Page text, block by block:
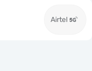
Airtel